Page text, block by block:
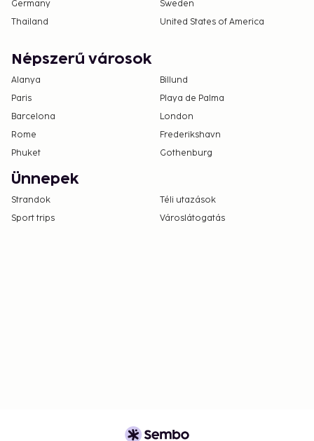
Germany
Sweden
Thailand
United States of America
Népszerű városok
Alanya
Billund
Paris
Playa de Palma
Barcelona
London
Rome
Frederikshavn
Phuket
Gothenburg
Ünnepek
Strandok
Téli utazások
Sport trips
Városlátogatás